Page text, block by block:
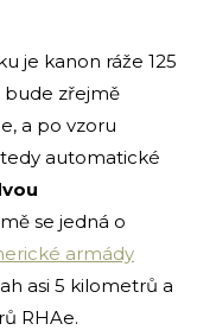
je kanon ráže 125
zřejmě
a po vzoru
automatické
se jedná o
armády
asi 5 kilometrů a
RHAe.